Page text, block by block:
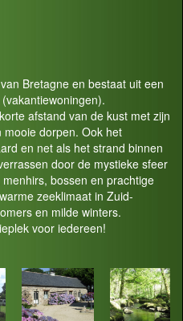
Bretagne en bestaat uit een
(vakantiewoningen).
afstand van de kust met zijn
dorpen. Ook het
en net als het strand binnen
door de mystieke sfeer
bossen en prachtige
zeeklimaat in Zuid-
en milde winters.
voor iedereen!